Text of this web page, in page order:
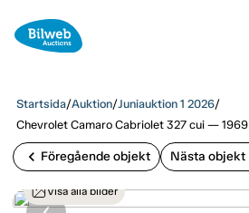
Startsida/Auktion/Juniauktion 1 2026/
Chevrolet Camaro Cabriolet 327 cui — 1969
chevron_left Föregående objekt Nästa objekt
Visa alla bilder